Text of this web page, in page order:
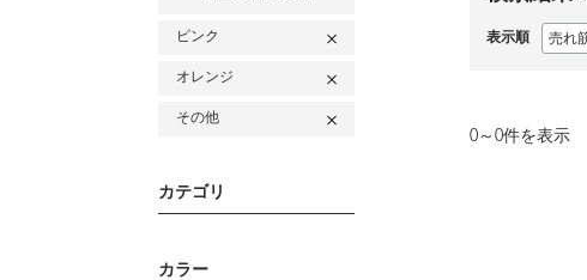
ピンク
オレンジ
その他
カテゴリ
カラー
表示順
0 ～ 0件を表示